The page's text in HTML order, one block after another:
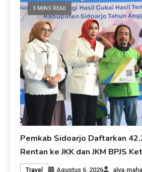
3 MINS READ
Pemkab Sidoarjo Daftarkan
Rentan ke JKK dan JKM BPJS
Travel Agustus 6, 2026